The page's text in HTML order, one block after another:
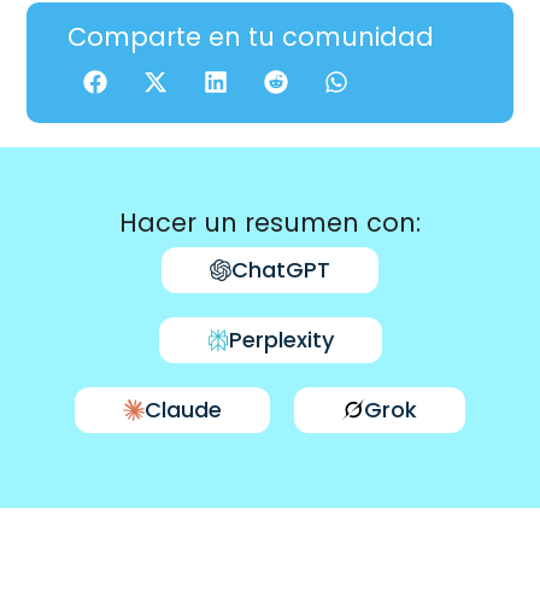
Comparte en tu comunidad
Hacer un resumen con:
ChatGPT
Perplexity
Claude Grok